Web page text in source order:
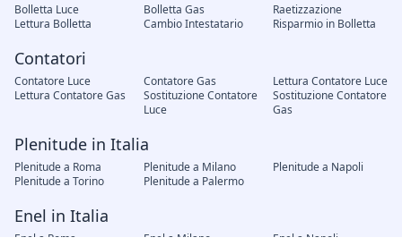
Bolletta Luce Bolletta Gas
Raetizzazione
Lettura Bolletta
Cambio Intestatario Risparmio in Bolletta
Contatori
Contatore Luce Contatore Gas
Lettura Contatore Luce
Lettura Contatore Gas
Sostituzione Contatore
Luce
Sostituzione Contatore
Gas
Plenitude in Italia
Plenitude a Roma Plenitude a Milano
Plenitude a Napoli
Plenitude a Torino
Plenitude a Palermo
Enel in Italia
Enel a Roma Enel a Milano
Enel a Napoli